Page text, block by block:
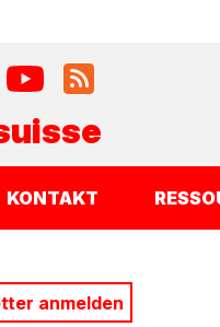
KONTAKT
anmelden